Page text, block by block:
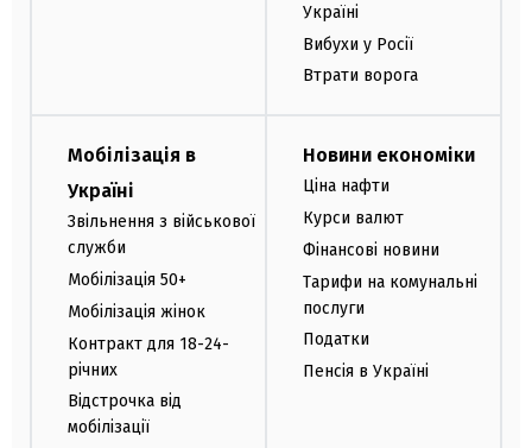
Україні
Вибухи у Росії
Втрати ворога
Мобілізація в
Україні
Звільнення з військової
служби
Мобілізація 50+
Мобілізація жінок
Контракт для 18-24-
річних
Відстрочка від
мобілізації
Новини економіки
Ціна нафти
Курси валют
Фінансові новини
Тарифи на комунальні
послуги
Податки
Пенсія в Україні